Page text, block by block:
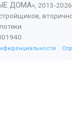
ДОМА», 2013-2026